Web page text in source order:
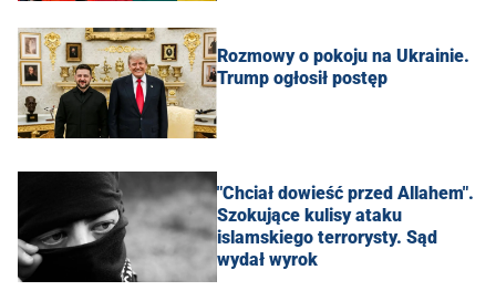
Rozmowy o pokoju na Ukrainie.
Trump ogłosił postęp
"Chciał dowieść przed Allahem".
Szokujące kulisy ataku
islamskiego terrorysty. Sąd
wydał wyrok